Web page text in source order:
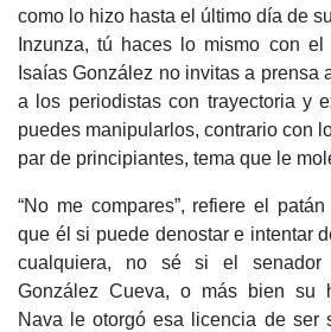
como lo hizo hasta el último día de
Inzunza, tú haces lo mismo con
Isaías González no invitas a prensa
a los periodistas con trayectoria y
puedes manipularlos, contrario con
par de principiantes, tema que le
“No me compares”, refiere el
que él si puede denostar e intentar
cualquiera, no sé si el senador
González Cueva, o más bien su
Nava le otorgó esa licencia de ser